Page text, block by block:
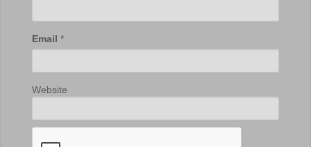
Email *
Website